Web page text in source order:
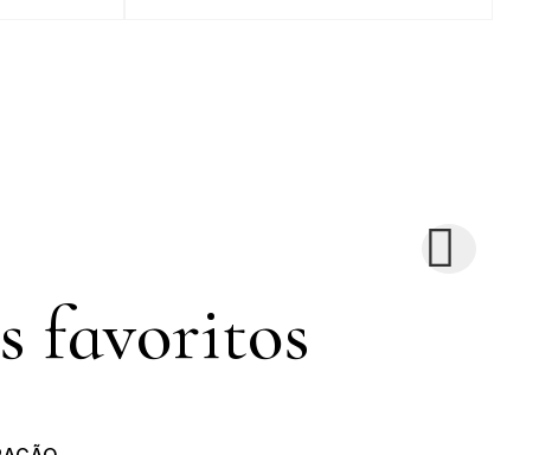
favoritos